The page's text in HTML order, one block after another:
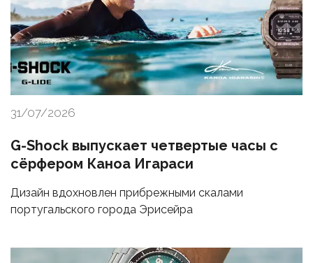
31/07/2026
G-Shock выпускает четвертые часы с
сёрфером Каноа Игараси
Дизайн вдохновлен прибрежными скалами
португальского города Эрисейра